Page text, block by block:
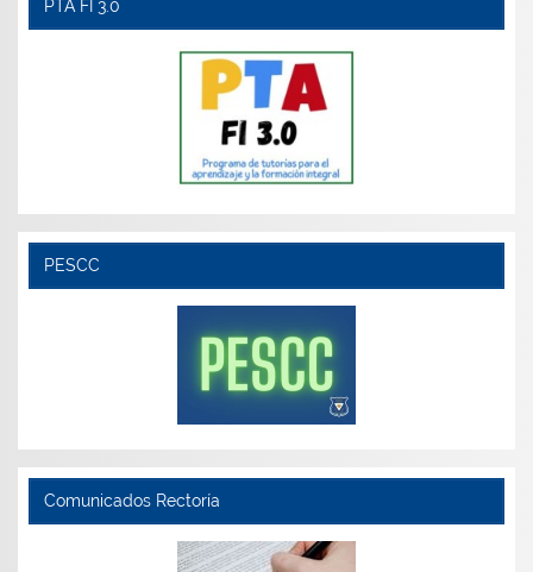
PTA FI 3.0
PESCC
Comunicados Rectoría